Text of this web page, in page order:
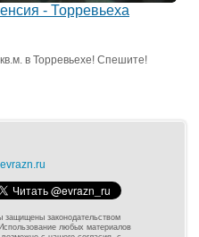
- Торревьеха
в Торревьехе! Спешите!
защищены законодательством
любых материалов